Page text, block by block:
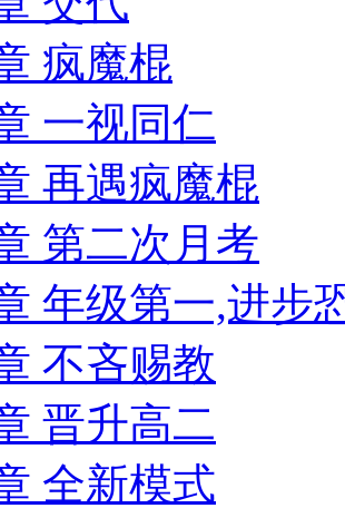
疯魔棍
一视同仁
再遇疯魔棍
第二次月考
年级第一,进步
不吝赐教
晋升高二
全新模式